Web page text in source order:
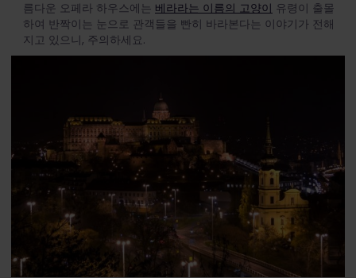
름다운 오페라 하우스에는 베라라는 이름의 고양이 유령이 출몰
하여 반짝이는 눈으로 관객들을 빤히 바라본다는 이야기가 전해
지고 있으니, 주의하세요.